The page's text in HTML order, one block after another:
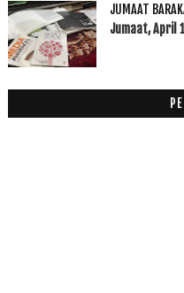
►
►Jun(3)
►Mei(2)
JUMAAT
Jumaat, April